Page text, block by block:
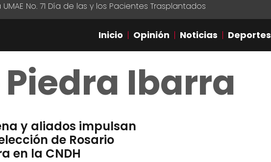
No. 71 Día de las y los Pacientes Trasplantados
Inicio Opinión Noticias Deportes
Ibarra
y aliados impulsan
de Rosario
en la CNDH